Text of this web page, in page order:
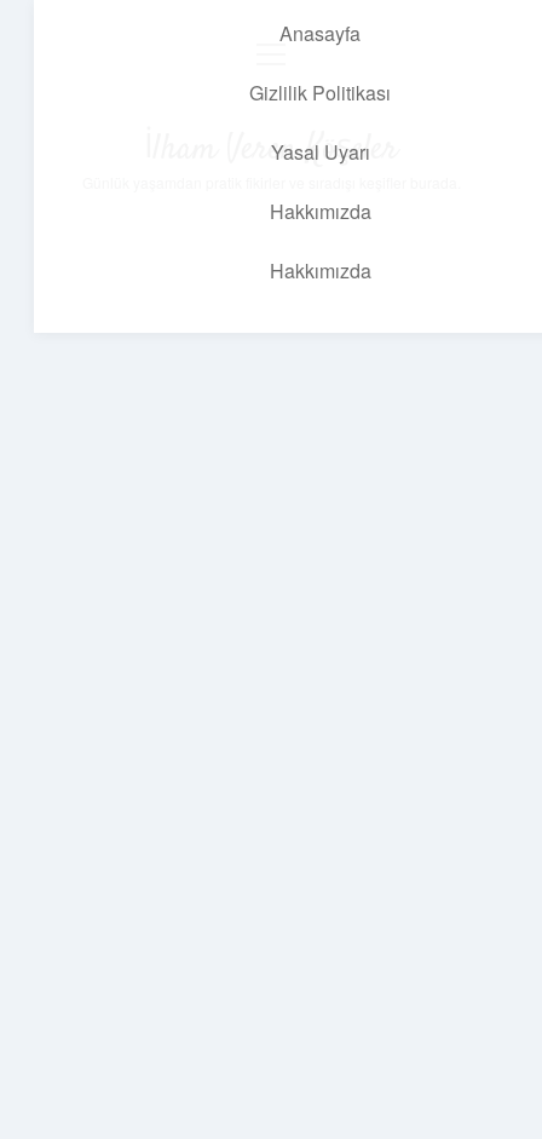
Anasayfa
Gizlilik Politikası
Yasal Uyarı
Hakkımızda
Hakkımızda
İlham Veren Köşeler